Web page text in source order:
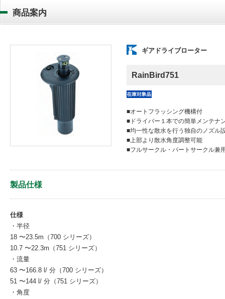
商品案内
ギアドライブローター
RainBird751
■オートフラッシング機構付
■ドライバー１本での簡単メンテナ
■均一性な散水を行う独自のノズル
■上部より散水角度調整可能
■フルサークル・パートサークル兼
製品仕様
仕様
・半径
18 〜23.5m（700 シリーズ）
10.7 〜22.3m（751 シリーズ）
・流量
63 〜166.8 l/ 分（700 シリーズ）
51 〜144 l/ 分（751 シリーズ）
・角度